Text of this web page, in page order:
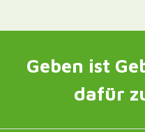
Geben ist
dafür